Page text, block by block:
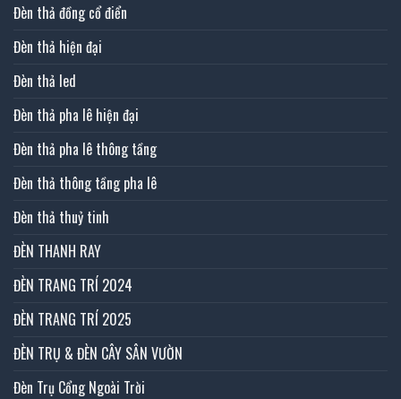
Đèn thả đồng cổ điển
Đèn thả hiện đại
Đèn thả led
Đèn thả pha lê hiện đại
Đèn thả pha lê thông tầng
Đèn thả thông tầng pha lê
Đèn thả thuỷ tinh
ĐÈN THANH RAY
ĐÈN TRANG TRÍ 2024
ĐÈN TRANG TRÍ 2025
ĐÈN TRỤ & ĐÈN CÂY SÂN VƯỜN
Đèn Trụ Cổng Ngoài Trời